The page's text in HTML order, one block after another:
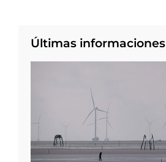
Últimas informaciones